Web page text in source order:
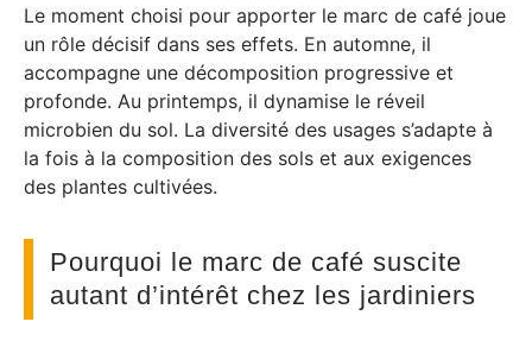
Le moment choisi pour apporter le marc de café joue
un rôle décisif dans ses effets. En automne, il
accompagne une décomposition progressive et
profonde. Au printemps, il dynamise le réveil
microbien du sol. La diversité des usages s’adapte à
la fois à la composition des sols et aux exigences
des plantes cultivées.
Pourquoi le marc de café suscite
autant d’intérêt chez les jardiniers